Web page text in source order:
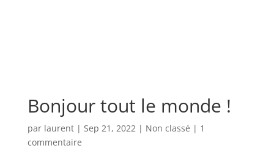
Bonjour tout le monde !
par laurent| Sep 21, 2022| Non classé | 1
commentaire